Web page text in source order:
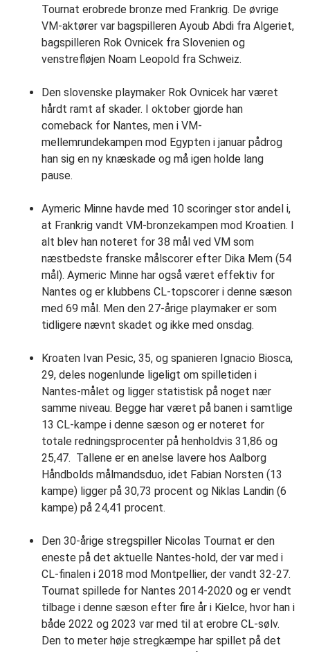
Tournat erobrede bronze med Frankrig. De øvrige
VM-aktører var bagspilleren Ayoub Abdi fra Algeriet,
bagspilleren Rok Ovnicek fra Slovenien og
venstrefløjen Noam Leopold fra Schweiz.
Den slovenske playmaker Rok Ovnicek har været
hårdt ramt af skader. I oktober gjorde han
comeback for Nantes, men i VM-
mellemrundekampen mod Egypten i januar pådrog
han sig en ny knæskade og må igen holde lang
pause.
Aymeric Minne havde med 10 scoringer stor andel i,
at Frankrig vandt VM-bronzekampen mod Kroatien. I
alt blev han noteret for 38 mål ved VM som
næstbedste franske målscorer efter Dika Mem (54
mål). Aymeric Minne har også været effektiv for
Nantes og er klubbens CL-topscorer i denne sæson
med 69 mål. Men den 27-årige playmaker er som
tidligere nævnt skadet og ikke med onsdag.
Kroaten Ivan Pesic, 35, og spanieren Ignacio Biosca,
29, deles nogenlunde ligeligt om spilletiden i
Nantes-målet og ligger statistisk på noget nær
samme niveau. Begge har været på banen i samtlige
13 CL-kampe i denne sæson og er noteret for
totale redningsprocenter på henholdvis 31,86 og
25,47. Tallene er en anelse lavere hos Aalborg
Håndbolds målmandsduo, idet Fabian Norsten (13
kampe) ligger på 30,73 procent og Niklas Landin (6
kampe) på 24,41 procent.
Den 30-årige stregspiller Nicolas Tournat er den
eneste på det aktuelle Nantes-hold, der var med i
CL-finalen i 2018 mod Montpellier, der vandt 32-27.
Tournat spillede for Nantes 2014-2020 og er vendt
tilbage i denne sæson efter fire år i Kielce, hvor han i
både 2022 og 2023 var med til at erobre CL-sølv.
Den to meter høje stregkæmpe har spillet på det